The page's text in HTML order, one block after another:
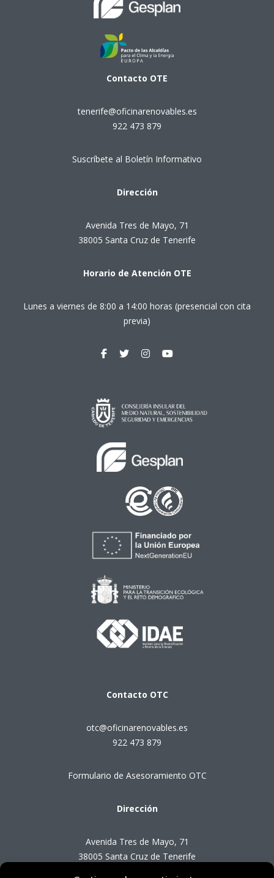
Contacto OTE
tenerife@oficinarenovables.es
922 473 879
Suscríbete al Boletín Informativo
Dirección
Avenida Tres de Mayo, 71
38005 Santa Cruz de Tenerife
Horario de Atención OTE
Lunes a viernes de 8:00 a 14:00 horas (presencial con cita
previa)
Contacto OTC
otc@oficinarenovables.es
922 473 879
Formulario de Asesoramiento OTC
Dirección
Avenida Tres de Mayo, 71
38005 Santa Cruz de Tenerife